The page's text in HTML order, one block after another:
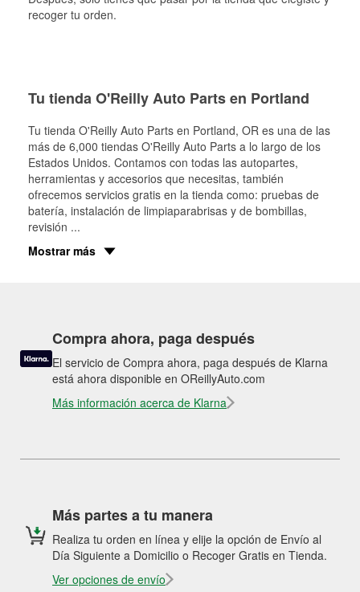
recoger tu orden.
Tu tienda O'Reilly Auto Parts en Portland
Tu tienda O'Reilly Auto Parts en Portland, OR es una de las
más de 6,000 tiendas O'Reilly Auto Parts a lo largo de los
Estados Unidos. Contamos con todas las autopartes,
herramientas y accesorios que necesitas, también
ofrecemos servicios gratis en la tienda como: pruebas de
batería, instalación de limpiaparabrisas y de bombillas,
revisión ...
Mostrar más
Compra ahora, paga después
El servicio de Compra ahora, paga después de Klarna
está ahora disponible en OReillyAuto.com
Más información acerca de Klarna
Más partes a tu manera
Realiza tu orden en línea y elije la opción de Envío al
Día Siguiente a Domicilio o Recoger Gratis en Tienda.
Ver opciones de envío